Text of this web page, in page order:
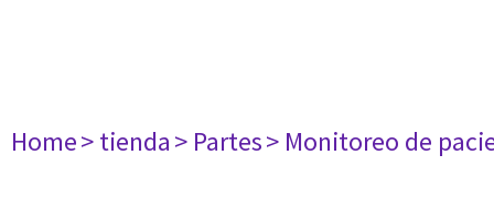
Home> tienda> Partes> Monitoreo de